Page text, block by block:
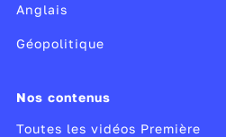
Anglais
Géopolitique
Nos contenus
Toutes les vidéos Première